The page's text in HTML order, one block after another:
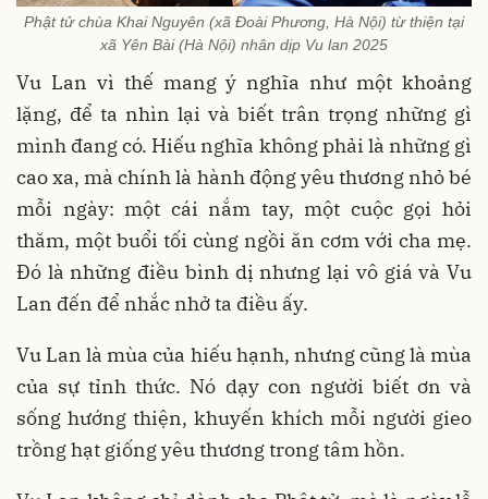
Phật tử chùa Khai Nguyên (xã Đoài Phương, Hà Nội) từ thiện tại
xã Yên Bài (Hà Nội) nhân dịp Vu lan 2025
Vu Lan vì thế mang ý nghĩa như một khoảng
lặng, để ta nhìn lại và biết trân trọng những gì
mình đang có. Hiếu nghĩa không phải là những gì
cao xa, mà chính là hành động yêu thương nhỏ bé
mỗi ngày: một cái nắm tay, một cuộc gọi hỏi
thăm, một buổi tối cùng ngồi ăn cơm với cha mẹ.
Đó là những điều bình dị nhưng lại vô giá và Vu
Lan đến để nhắc nhở ta điều ấy.
Vu Lan là mùa của hiếu hạnh, nhưng cũng là mùa
của sự tỉnh thức. Nó dạy con người biết ơn và
sống hướng thiện, khuyến khích mỗi người gieo
trồng hạt giống yêu thương trong tâm hồn.